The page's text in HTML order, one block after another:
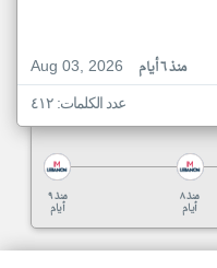
Aug 03, 2026
منذ ٦ أيام
عدد الكلمات: ٤١٢
منذ ٩
أيام
منذ ٨
أيام